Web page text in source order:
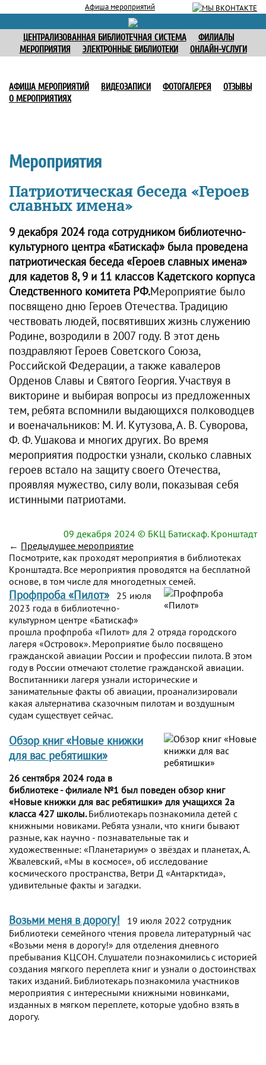
Афиша мероприятий
ЦЕНТРАЛИЗОВАННАЯ БИБЛИОТЕЧНАЯ СИСТЕМА
ФИЛИАЛЫ
МЕРОПРИЯТИЯ
ЭЛЕКТРОННЫЕ БИБЛИОТЕКИ ОНЛАЙН-УСЛУГИ
АФИША МЕРОПРИЯТИЙ ВИДЕОЗАПИСИ ФОТОГАЛЕРЕЯ
ОТЗЫВЫ
О МЕРОПРИЯТИЯХ
Мероприятия
Патриотическая беседа «Героев
славных имена»
9 декабря 2024 года сотрудником библиотечно-
культурного центра «Батискаф» была проведена
патриотическая беседа «Героев славных имена»
для кадетов 8, 9 и 11 классов Кадетского корпуса
Следственного комитета РФ.Мероприятие было
посвящено дню Героев Отечества. Традицию
чествовать людей, посвятивших жизнь служению
Родине, возродили в 2007 году. В этот день
поздравляют Героев Советского Союза,
Российской Федерации, а также кавалеров
Орденов Славы и Святого Георгия. Участвуя в
викторине и выбирая вопросы из предложенных
тем, ребята вспомнили выдающихся полководцев
и военачальников: М. И. Кутузова, А. В. Суворова,
Ф. Ф. Ушакова и многих других. Во время
мероприятия подростки узнали, сколько славных
героев встало на защиту своего Отечества,
проявляя мужество, силу воли, показывая себя
истинными патриотами.
09 декабря 2024 © БКЦ Батискаф. Кронштадт
← Предыдущее мероприятие
Посмотрите, как проходят мероприятия в библиотеках
Кронштадта. Все мероприятия проводятся на бесплатной
основе, в том числе для многодетных семей.
Профпроба «Пилот»
25 июля
2023 года в библиотечно-
культурном центре «Батискаф»
прошла профпроба «Пилот» для 2 отряда городского
лагеря «Островок». Мероприятие было посвящено
гражданской авиации России и профессии пилота. В этом
году в России отмечают столетие гражданской авиации.
Воспитанники лагеря узнали исторические и
занимательные факты об авиации, проанализировали
какая альтернатива сказочным пилотам и воздушным
судам существует сейчас.
Обзор книг «Новые книжки
для вас ребятишки»
26 сентября 2024 года в
библиотеке - филиале №1 был поведен обзор книг
«Новые книжки для вас ребятишки» для учащихся 2а
класса 427 школы.Библиотекарь познакомила детей с
книжными новиками. Ребята узнали, что книги бывают
разные, как научно - познавательные так и
художественные: «Планетариум» о звёздах и планетах, А.
Жвалевский, «Мы в космосе», об исследование
космического пространства, Ветри Д «Антарктида»,
удивительные факты и загадки.
Возьми меня в дорогу!
19 июля 2022 сотрудник
Библиотеки семейного чтения провела литературный час
«Возьми меня в дорогу!» для отделения дневного
пребывания КЦСОН. Слушатели познакомились с историей
создания мягкого переплета книг и узнали о достоинствах
таких изданий. Библиотекарь познакомила участников
мероприятия с интересными книжными новинками,
изданных в мягком переплете, которые удобно взять в
дорогу.